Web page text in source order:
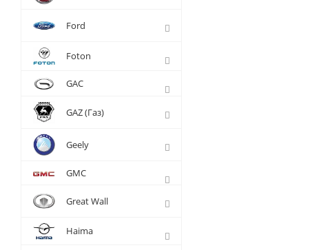
Ford
Foton
GAC
GAZ (Газ)
Geely
GMC
Great Wall
Haima